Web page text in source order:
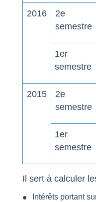
2016 2e
semestre
1er
semestre
2015 2e
semestre
1er
semestre
Il sert à calculer
Intérêts portant